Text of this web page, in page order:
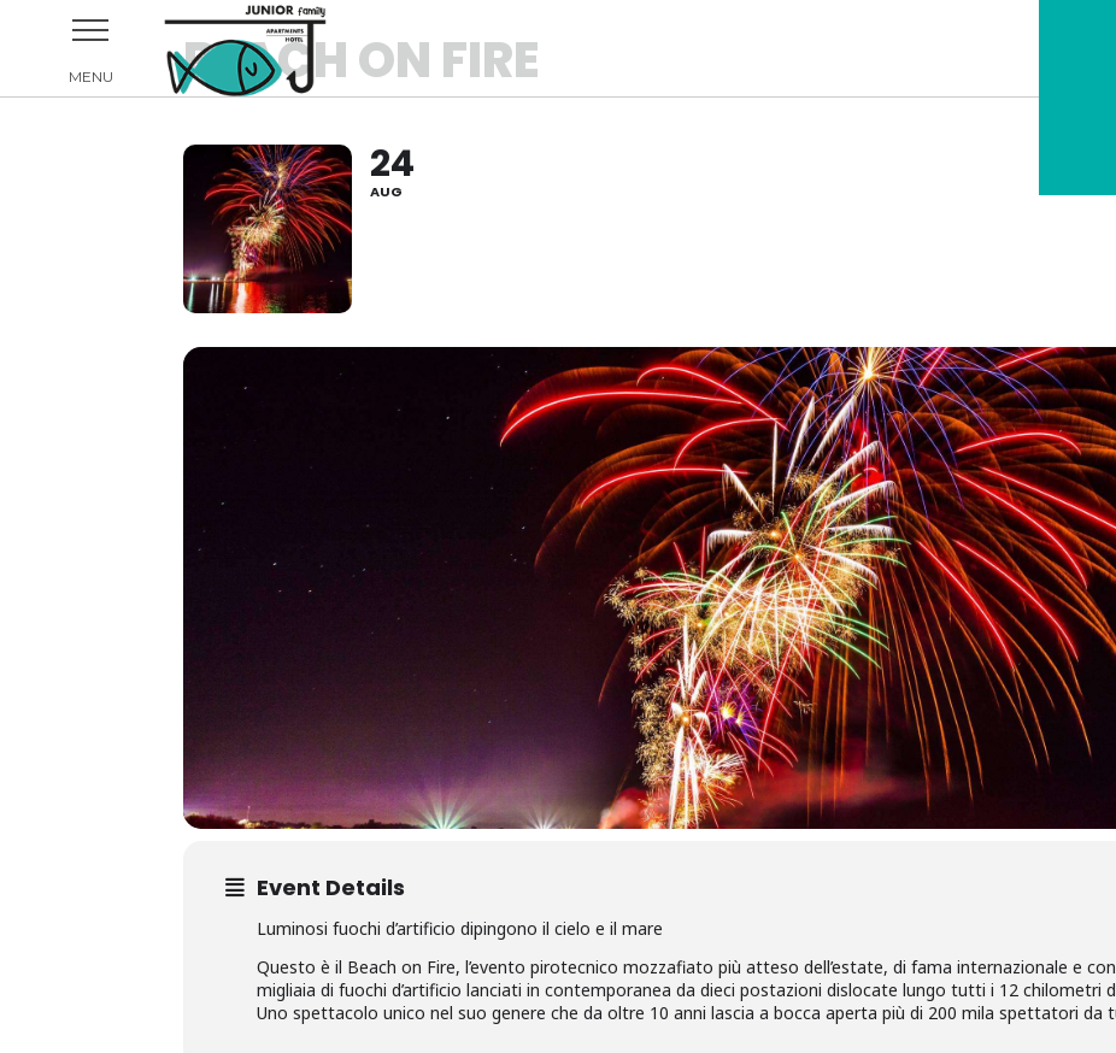
BEACH ON FIRE
24
AUG
Event Details
Luminosi fuochi d’artificio dipingono il cielo e il mare
Questo è il Beach on Fire, l’evento pirotecnico mozzafiato più atteso dell’estate, di fama internazionale e
migliaia di fuochi d’artificio lanciati in contemporanea da dieci postazioni dislocate lungo tutti i 12 chilometri
Uno spettacolo unico nel suo genere che da oltre 10 anni lascia a bocca aperta più di 200 mila spettatori da